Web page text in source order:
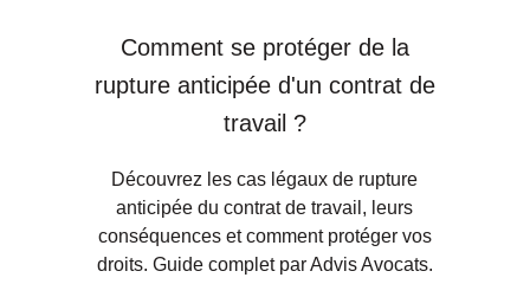
Comment se protéger de la
rupture anticipée d'un contrat de
travail ?
Découvrez les cas légaux de rupture
anticipée du contrat de travail, leurs
conséquences et comment protéger vos
droits. Guide complet par Advis Avocats.